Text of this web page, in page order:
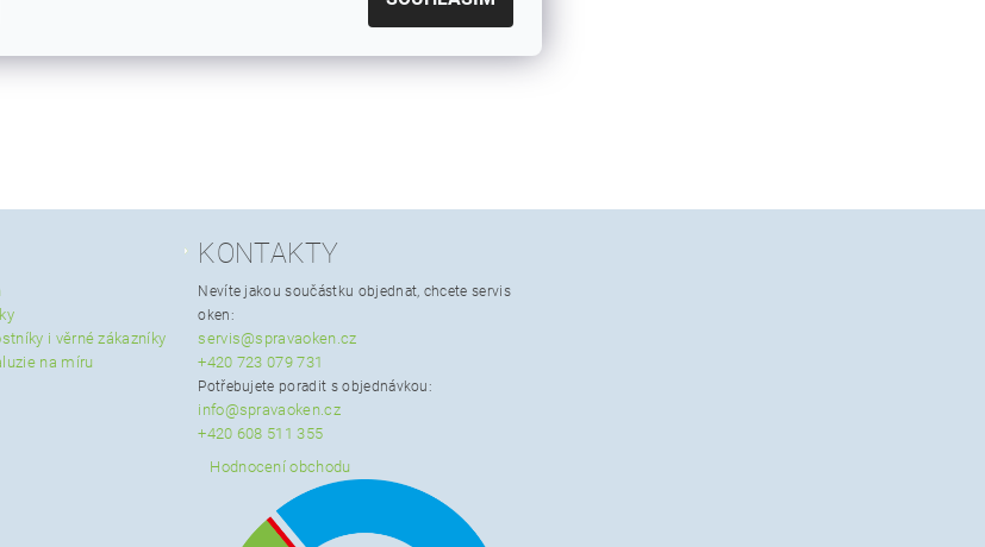
i věrné zákazníky
na míru
KONTAKTY
Nevíte jakou součástku objednat, chcete servis
oken:
servis@spravaoken.cz
+420 723 079 731
Potřebujete poradit s objednávkou:
info@spravaoken.cz
+420 608 511 355
Hodnocení obchodu